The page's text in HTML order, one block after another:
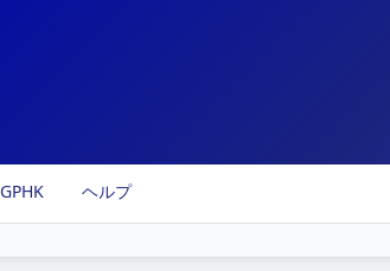
GPHK ヘルプ